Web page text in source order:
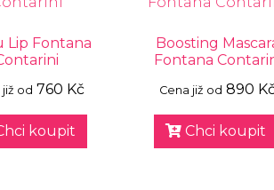
Lip Fontana
již od 760 Kč
koupit
Boosting
Fontana
Cena již od 890
Chci koupit